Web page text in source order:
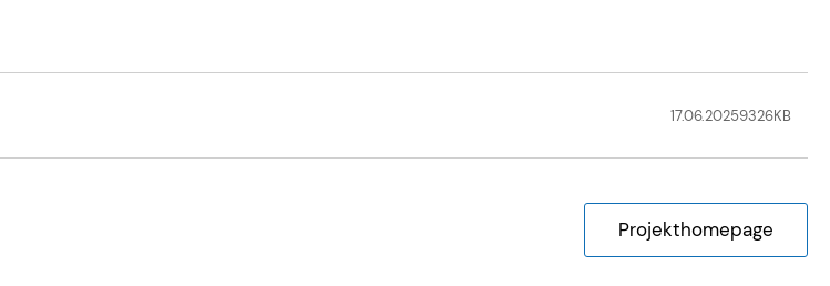
17.06.20259326KB
Projekthomepage